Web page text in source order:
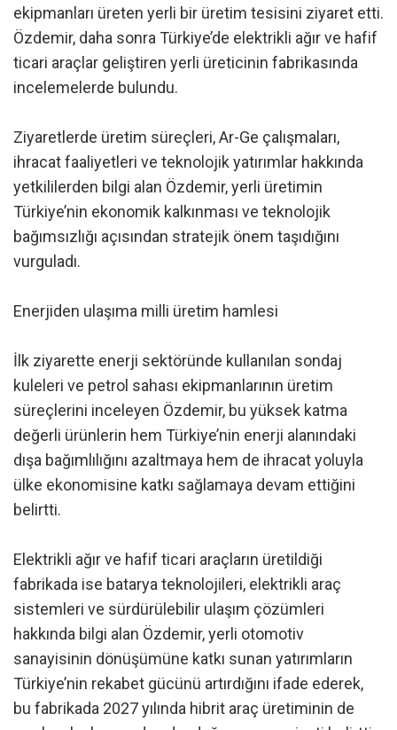
ekipmanları üreten yerli bir üretim tesisini ziyaret etti.
Özdemir, daha sonra Türkiye’de elektrikli ağır ve hafif
ticari araçlar geliştiren yerli üreticinin fabrikasında
incelemelerde bulundu.
Ziyaretlerde üretim süreçleri, Ar-Ge çalışmaları,
ihracat faaliyetleri ve teknolojik yatırımlar hakkında
yetkililerden bilgi alan Özdemir, yerli üretimin
Türkiye’nin ekonomik kalkınması ve teknolojik
bağımsızlığı açısından stratejik önem taşıdığını
vurguladı.
Enerjiden ulaşıma milli üretim hamlesi
İlk ziyarette enerji sektöründe kullanılan sondaj
kuleleri ve petrol sahası ekipmanlarının üretim
süreçlerini inceleyen Özdemir, bu yüksek katma
değerli ürünlerin hem Türkiye’nin enerji alanındaki
dışa bağımlılığını azaltmaya hem de ihracat yoluyla
ülke ekonomisine katkı sağlamaya devam ettiğini
belirtti.
Elektrikli ağır ve hafif ticari araçların üretildiği
fabrikada ise batarya teknolojileri, elektrikli araç
sistemleri ve sürdürülebilir ulaşım çözümleri
hakkında bilgi alan Özdemir, yerli otomotiv
sanayisinin dönüşümüne katkı sunan yatırımların
Türkiye’nin rekabet gücünü artırdığını ifade ederek,
bu fabrikada 2027 yılında hibrit araç üretiminin de